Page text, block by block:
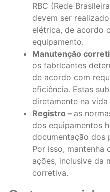
RBC (Rede
devem ser
elétrica, de acordo
equipamento.
Manutenção
os fabricantes
de acordo com
eficiência. Estas
diretamente na
Registro – as
dos equipamentos
documentação dos
Por isso, mantenha
ações, inclusive da
corretiva.